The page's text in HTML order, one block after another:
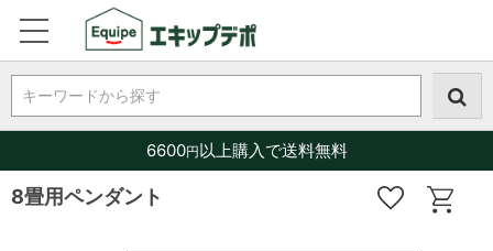
キーワードから探す
6600円以上購入で送料無料
8畳用ペンダント